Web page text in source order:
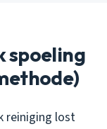
spoeling
reiniging lost